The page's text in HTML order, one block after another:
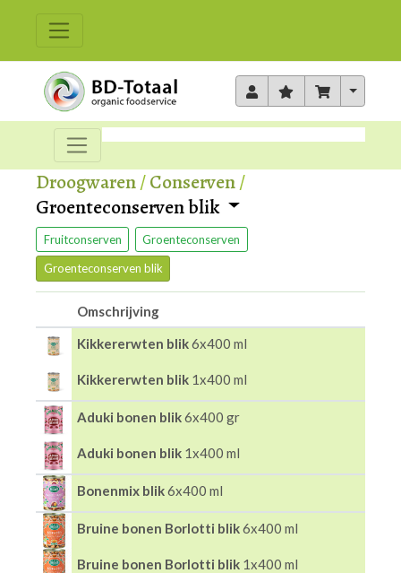
Toggle
Droogwaren/Conserven/
Groenteconserven blik
Fruitconserven Groenteconserven
Groenteconserven blik
Omschrijving
Kikkererwten blik6x400 ml
Kikkererwten blik 1x400 ml
Aduki bonen blik6x400 gr
Aduki bonen blik 1x400 ml
Bonenmix blik6x400 ml
Bruine bonen Borlotti blik6x400 ml
Bruine bonen Borlotti blik 1x400 ml